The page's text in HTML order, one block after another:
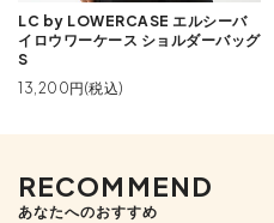
LC by LOWERCASE エルシーバ
イロウワーケース ショルダーバッグ
S
13,200円(税込)
RECOMMEND
あなたへのおすすめ